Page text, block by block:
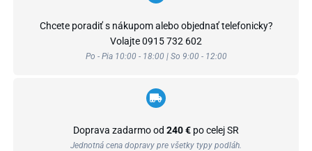
Chcete poradiť s nákupom alebo objednať telefonicky?
Volajte0915 732 602
Po - Pia 10:00 - 18:00 | So 9:00 - 12:00
Doprava zadarmo od 240 € po celej SR
Jednotná cena dopravy pre všetky typy podláh.